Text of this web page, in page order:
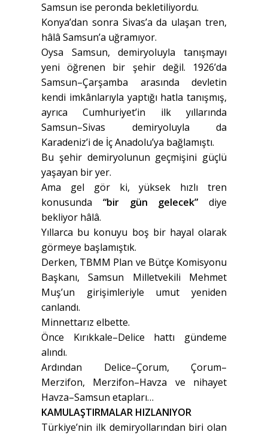
Samsun ise peronda bekletiliyordu.
Konya’dan sonra Sivas’a da ulaşan tren,
hâlâ Samsun’a uğramıyor.
Oysa Samsun, demiryoluyla tanışmayı
yeni öğrenen bir şehir değil. 1926’da
Samsun–Çarşamba arasında devletin
kendi imkânlarıyla yaptığı hatla tanışmış,
ayrıca Cumhuriyet’in ilk yıllarında
Samsun–Sivas demiryoluyla da
Karadeniz’i de İç Anadolu’ya bağlamıştı.
Bu şehir demiryolunun geçmişini güçlü
yaşayan bir yer.
Ama gel gör ki, yüksek hızlı tren
konusunda “bir gün gelecek” diye
bekliyor hâlâ.
Yıllarca bu konuyu boş bir hayal olarak
görmeye başlamıştık.
Derken, TBMM Plan ve Bütçe Komisyonu
Başkanı, Samsun Milletvekili Mehmet
Muş’un girişimleriyle umut yeniden
canlandı.
Minnettarız elbette.
Önce Kırıkkale–Delice hattı gündeme
alındı.
Ardından Delice–Çorum, Çorum–
Merzifon, Merzifon–Havza ve nihayet
Havza–Samsun etapları…
KAMULAŞTIRMALAR HIZLANIYOR
Türkiye’nin ilk demiryollarından biri olan